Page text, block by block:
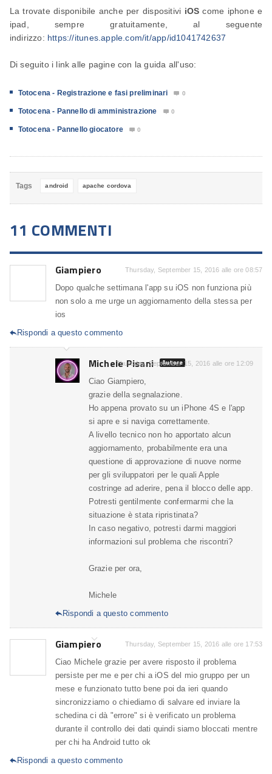
La trovate disponibile anche per dispositivi iOS come iphone e
ipad, sempre gratuitamente, al seguente
indirizzo: https://itunes.apple.com/it/app/id1041742637
Di seguito i link alle pagine con la guida all'uso:
Totocena - Registrazione e fasi preliminari  0
Totocena - Pannello di amministrazione  0
Totocena - Pannello giocatore  0
Tags android apache cordova
11 COMMENTI
Giampiero Thursday, September 15, 2016 alle ore 08:57
Dopo qualche settimana l'app su iOS non funziona più
non solo a me urge un aggiornamento della stessa per
ios
Rispondi a questo commento
Michele Pisani Autore
Thursday, September 15, 2016 alle ore 12:09
Ciao Giampiero,
grazie della segnalazione.
Ho appena provato su un iPhone 4S e l'app
si apre e si naviga correttamente.
A livello tecnico non ho apportato alcun
aggiornamento, probabilmente era una
questione di approvazione di nuove norme
per gli sviluppatori per le quali Apple
costringe ad aderire, pena il blocco delle app.
Potresti gentilmente confermarmi che la
situazione è stata ripristinata?
In caso negativo, potresti darmi maggiori
informazioni sul problema che riscontri?
Grazie per ora,
Michele
Rispondi a questo commento
Giampiero Thursday, September 15, 2016 alle ore 17:53
Ciao Michele grazie per avere risposto il problema
persiste per me e per chi a iOS del mio gruppo per un
mese e funzionato tutto bene poi da ieri quando
sincronizziamo o chiediamo di salvare ed inviare la
schedina ci dà "errore" si è verificato un problema
durante il controllo dei dati quindi siamo bloccati mentre
per chi ha Android tutto ok
Rispondi a questo commento